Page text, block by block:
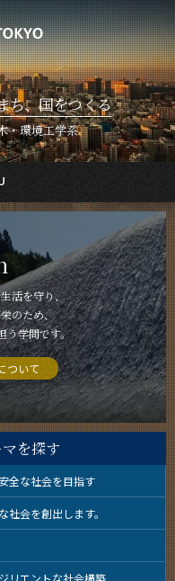
ち、国をつくる
・環境工学系
活を守り、
のため、
う学問です。
ついて
を探す
全な社会を目指す
社会を創出します。
リエントな社会構築